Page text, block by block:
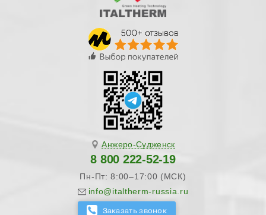
Анжеро-Судженск
8 800 222-52-19
Пн-Пт: 8:00–17:00 (МСК)
info@italtherm-russia.ru